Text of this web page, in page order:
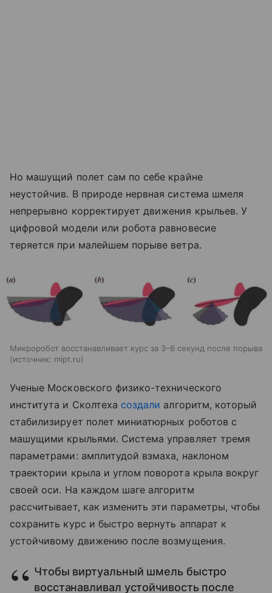
Но машущий полет сам по себе крайне
неустойчив. В природе нервная система шмеля
непрерывно корректирует движения крыльев. У
цифровой модели или робота равновесие
теряется при малейшем порыве ветра.
Микроробот восстанавливает курс за 3–6 секунд после порыва
источник: mipt.ru
Ученые Московского физико-технического
института и Сколтеха создали алгоритм, который
стабилизирует полет миниатюрных роботов с
машущими крыльями. Система управляет тремя
параметрами: амплитудой взмаха, наклоном
траектории крыла и углом поворота крыла вокруг
своей оси. На каждом шаге алгоритм
рассчитывает, как изменить эти параметры, чтобы
сохранить курс и быстро вернуть аппарат к
устойчивому движению после возмущения.
Чтобы виртуальный шмель быстро
восстанавливал устойчивость после